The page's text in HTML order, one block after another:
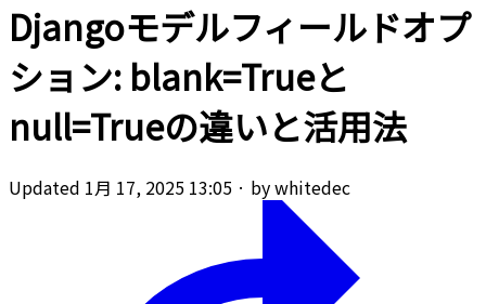
Djangoモデルフィールドオプ
ション: blank=Trueと
null=Trueの違いと活用法
Updated 1月 17, 2025 13:05 · by whitedec